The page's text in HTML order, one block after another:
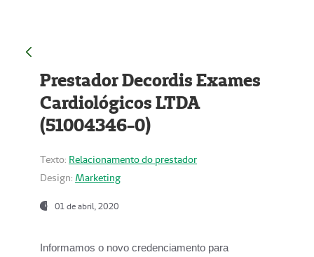
Prestador Decordis Exames
Cardiológicos LTDA
(51004346-0)
Texto: Relacionamento do prestador
Design: Marketing
01 de abril, 2020
Informamos o novo credenciamento para